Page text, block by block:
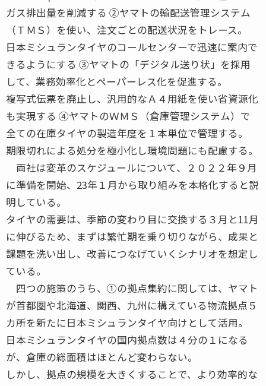
ガス排出量を削減する ②ヤマトの輸配送管理システム
（ＴＭＳ）を使い、注文ごとの配送状況をトレース。
日本ミシュランタイヤのコールセンターで迅速に案内で
きるようにする ③ヤマトの「デジタル送り状」を採用
して、業務効率化とペーパーレス化を促進する。
複写式伝票を廃止し、汎用的なＡ４用紙を使い省資源化
も実現する ④ヤマトのＷＭＳ（倉庫管理システム）で
全ての在庫タイヤの製造年度を１本単位で管理する。
期限切れによる処分を極小化し環境問題にも配慮する。
両社は変革のスケジュールについて、２０２２年９月
に準備を開始、23年１月から取り組みを本格化すると説
明している。
タイヤの需要は、季節の変わり目に交換する３月と11月
に伸びるため、まずは繁忙期を乗り切りながら、成果と
課題を洗い出し、改善につなげていくシナリオを想定し
ている。
四つの施策のうち、①の拠点集約に関しては、ヤマト
が首都圏や北海道、関西、九州に構えている物流拠点５
カ所を新たに日本ミシュランタイヤ向けとして活用。
日本ミシュランタイヤの国内拠点数は４分の１になる
が、倉庫の総面積はほとんど変わらない。
しかし、拠点の規模を大きくすることで、より効率的な